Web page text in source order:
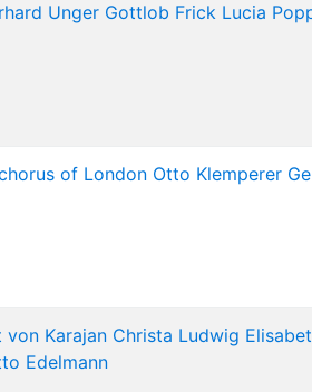
Unger Gottlob Frick Lucia
of London Otto Klemperer
von Karajan Christa Ludwig
Edelmann